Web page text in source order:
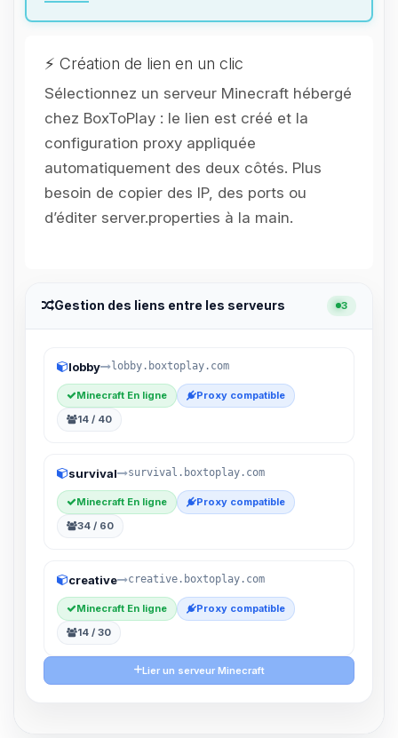
⚡ Création de lien en un clic
Sélectionnez un serveur Minecraft hébergé
chez BoxToPlay : le lien est créé et la
configuration proxy appliquée
automatiquement des deux côtés. Plus
besoin de copier des IP, des ports ou
d’éditer server.properties à la main.
Gestion des liens entre les serveurs 3
lobby lobby.boxtoplay.com
Minecraft En ligne
Proxy compatible
14 / 40
survival survival.boxtoplay.com
Minecraft En ligne
Proxy compatible
34 / 60
creative creative.boxtoplay.com
Minecraft En ligne
Proxy compatible
14 / 30
Lier un serveur Minecraft
assistant BoxToPlay. Dis-moi ce dont
petits circuits pour t’aider.